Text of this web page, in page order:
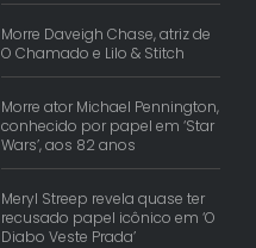
Morre Daveigh Chase, atriz de
O Chamado e Lilo & Stitch
Morre ator Michael Pennington,
conhecido por papel em ‘Star
Wars’, aos 82 anos
Meryl Streep revela quase ter
recusado papel icônico em ‘O
Diabo Veste Prada’